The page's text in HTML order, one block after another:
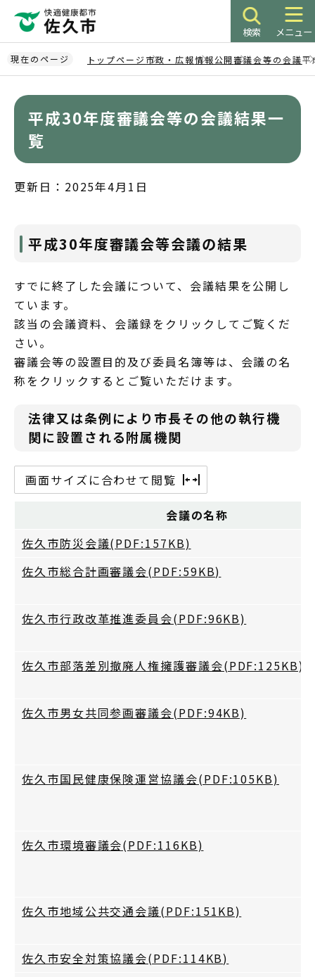
ペ
ー
ジ
検索 メニュー
現在のページ トップページ 市政・広報情報公開審議会等の会議平
平成30年度審議会等の会議結果一
覧
更新日：2025年4月1日
平成30年度審議会等会議の結果
すでに終了した会議について、会議結果を公開し
ています。
該当の会議資料、会議録をクリックしてご覧くだ
さい。
審議会等の設置目的及び委員名簿等は、会議の名
称をクリックするとご覧いただけます。
法律又は条例により市長その他の執行機
関に設置される附属機関
画面サイズに合わせて閲覧
会議の名称
佐久市防災会議(PDF:157KB)
佐久市総合計画審議会(PDF:59KB)
佐久市行政改革推進委員会(PDF:96KB)
佐久市部落差別撤廃人権擁護審議会(PDF:125KB)
佐久市男女共同参画審議会(PDF:94KB)
佐久市国民健康保険運営協議会(PDF:105KB)
佐久市環境審議会(PDF:116KB)
佐久市地域公共交通会議(PDF:151KB)
佐久市安全対策協議会(PDF:114KB)